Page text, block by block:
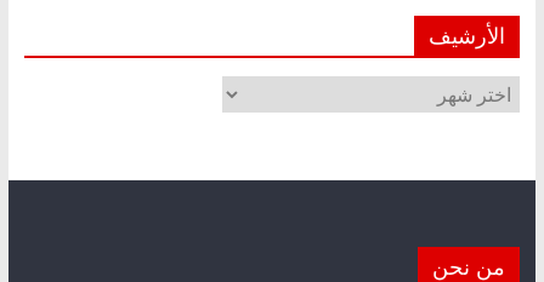
الأرشيف
الأرشيف
من نحن